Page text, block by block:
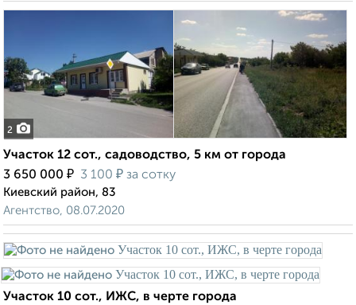
2
Участок 12 сот., садоводство, 5 км от города
3 650 000 ₽ 3 100 ₽ за сотку
Киевский район, 83
Агентство, 08.07.2020
Участок 10 сот., ИЖС, в черте города